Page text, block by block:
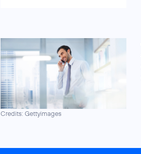
Credits: Gettyimages